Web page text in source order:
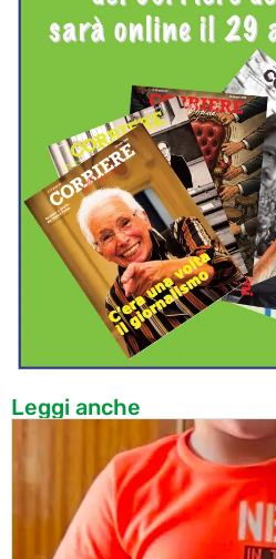
Leggi anche